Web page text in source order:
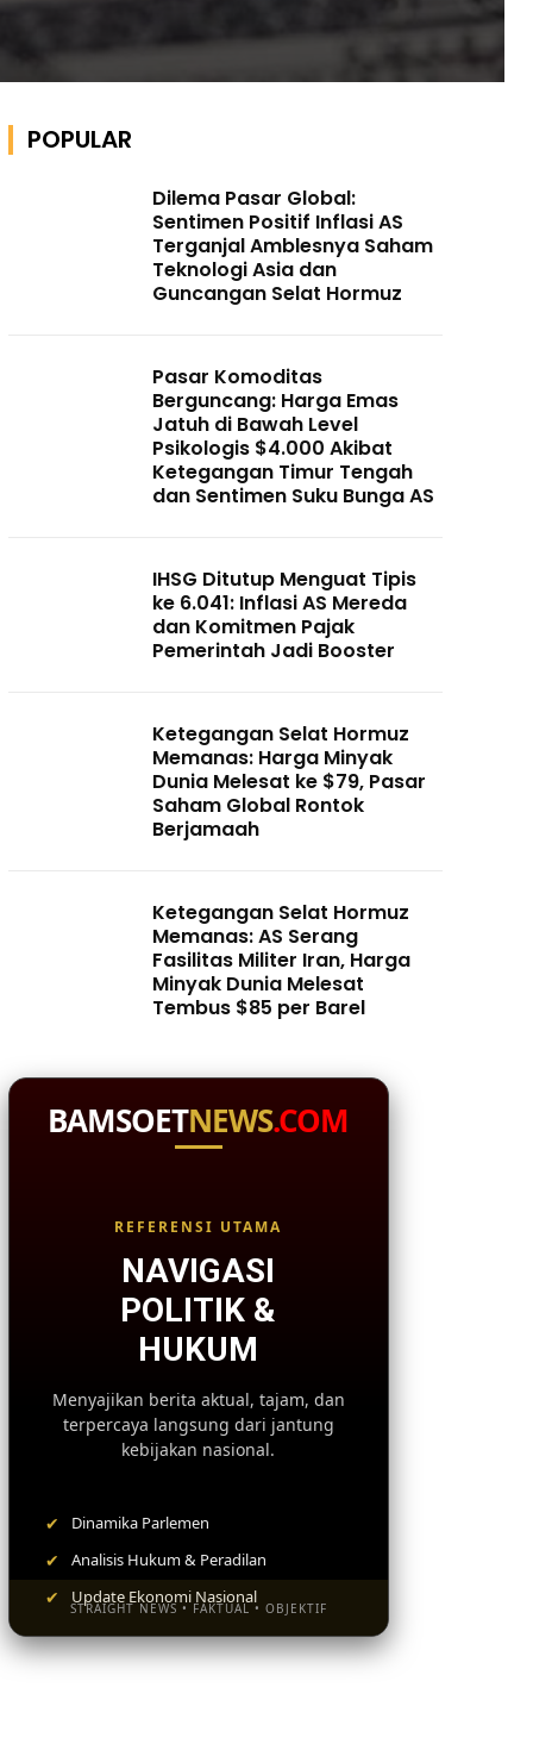
POPULAR
Dilema Pasar Global:
Sentimen Positif Inflasi AS
Terganjal Amblesnya Saham
Teknologi Asia dan
Guncangan Selat Hormuz
Pasar Komoditas
Berguncang: Harga Emas
Jatuh di Bawah Level
Psikologis $4.000 Akibat
Ketegangan Timur Tengah
dan Sentimen Suku Bunga AS
IHSG Ditutup Menguat Tipis
ke 6.041: Inflasi AS Mereda
dan Komitmen Pajak
Pemerintah Jadi Booster
Ketegangan Selat Hormuz
Memanas: Harga Minyak
Dunia Melesat ke $79, Pasar
Saham Global Rontok
Berjamaah
Ketegangan Selat Hormuz
Memanas: AS Serang
Fasilitas Militer Iran, Harga
Minyak Dunia Melesat
Tembus $85 per Barel
BAMSOETNEWS.COM
REFERENSI UTAMA
NAVIGASI
POLITIK &
HUKUM
Menyajikan berita aktual, tajam, dan
terpercaya langsung dari jantung
kebijakan nasional.
✔ Dinamika Parlemen
✔ Analisis Hukum & Peradilan
✔ Update Ekonomi Nasional
STRAIGHT NEWS • FAKTUAL • OBJEKTIF